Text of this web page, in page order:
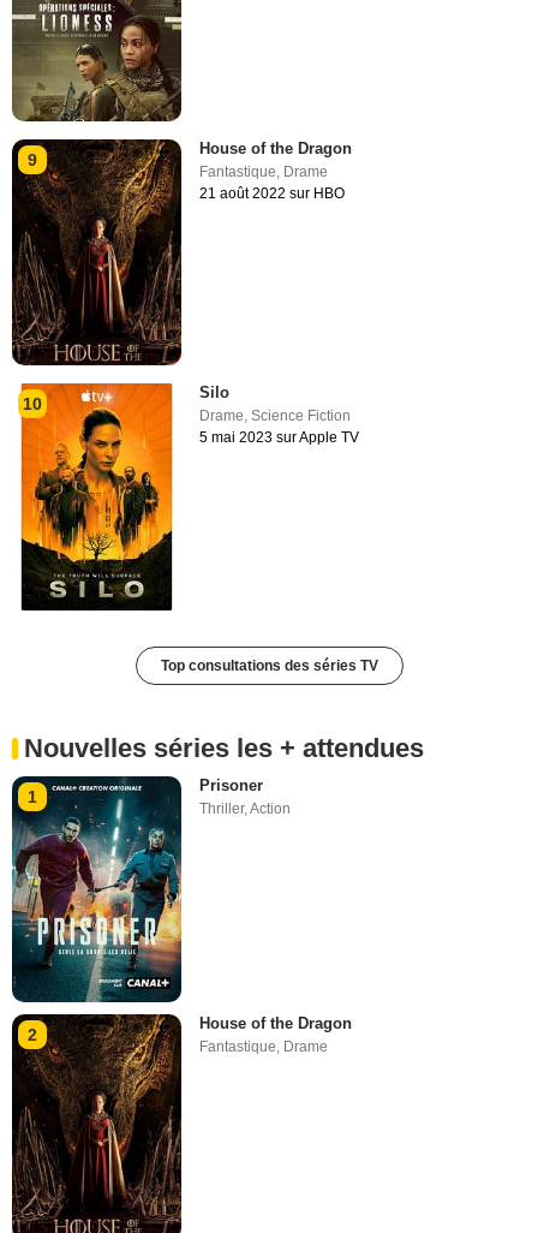
9
House of the Dragon
Fantastique, Drame
21 août 2022 sur HBO
10
Silo
Drame,Science Fiction
5 mai 2023 sur Apple TV
Top consultations des séries TV
Nouvelles séries les + attendues
1
Prisoner
Thriller,Action
2
House of the Dragon
Fantastique, Drame